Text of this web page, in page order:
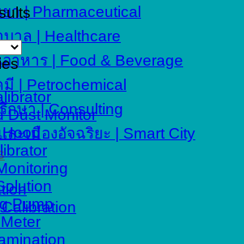
า | Pharmaceutical
บาล | Healthcare
อาหาร | Food & Beverage
| Petrochemical
กษา | Consulting
ละเมืองอัจฉริยะ | Smart City
Dust Monitor
Pump